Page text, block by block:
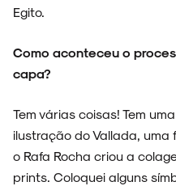
Egito.
Como aconteceu o
capa?
Tem várias coisas! Tem
ilustração do Vallada, uma
o Rafa Rocha criou a
prints. Coloquei alguns